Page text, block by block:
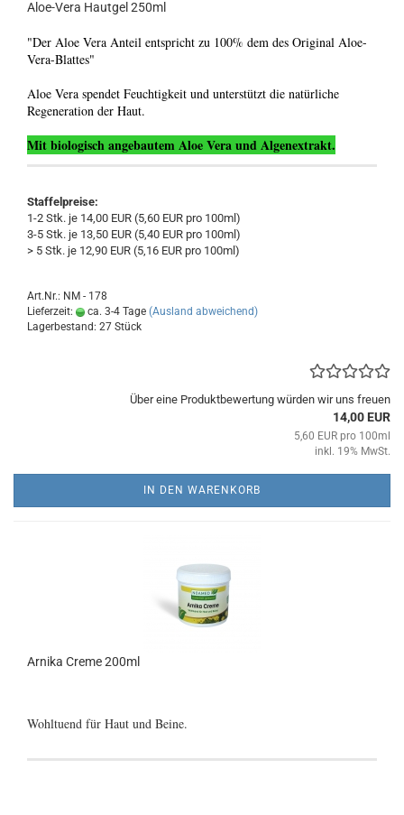
Aloe-Vera Hautgel 250ml
"Der Aloe Vera Anteil entspricht zu 100% dem des Original Aloe-
Vera-Blattes"
Aloe Vera spendet Feuchtigkeit und unterstützt die natürliche
Regeneration der Haut.
Mit biologisch angebautem Aloe Vera und Algenextrakt.
Staffelpreise:
1-2 Stk. je 14,00 EUR (5,60 EUR pro 100ml)
3-5 Stk. je 13,50 EUR (5,40 EUR pro 100ml)
> 5 Stk. je 12,90 EUR (5,16 EUR pro 100ml)
Art.Nr.: NM - 178
Lieferzeit:
ca. 3-4 Tage (Ausland abweichend)
Lagerbestand: 27 Stück
Über eine Produktbewertung würden wir uns freuen
14,00 EUR
5,60 EUR pro 100ml
inkl. 19% MwSt.
IN DEN WARENKORB
Arnika Creme 200ml
Wohltuend für Haut und Beine.